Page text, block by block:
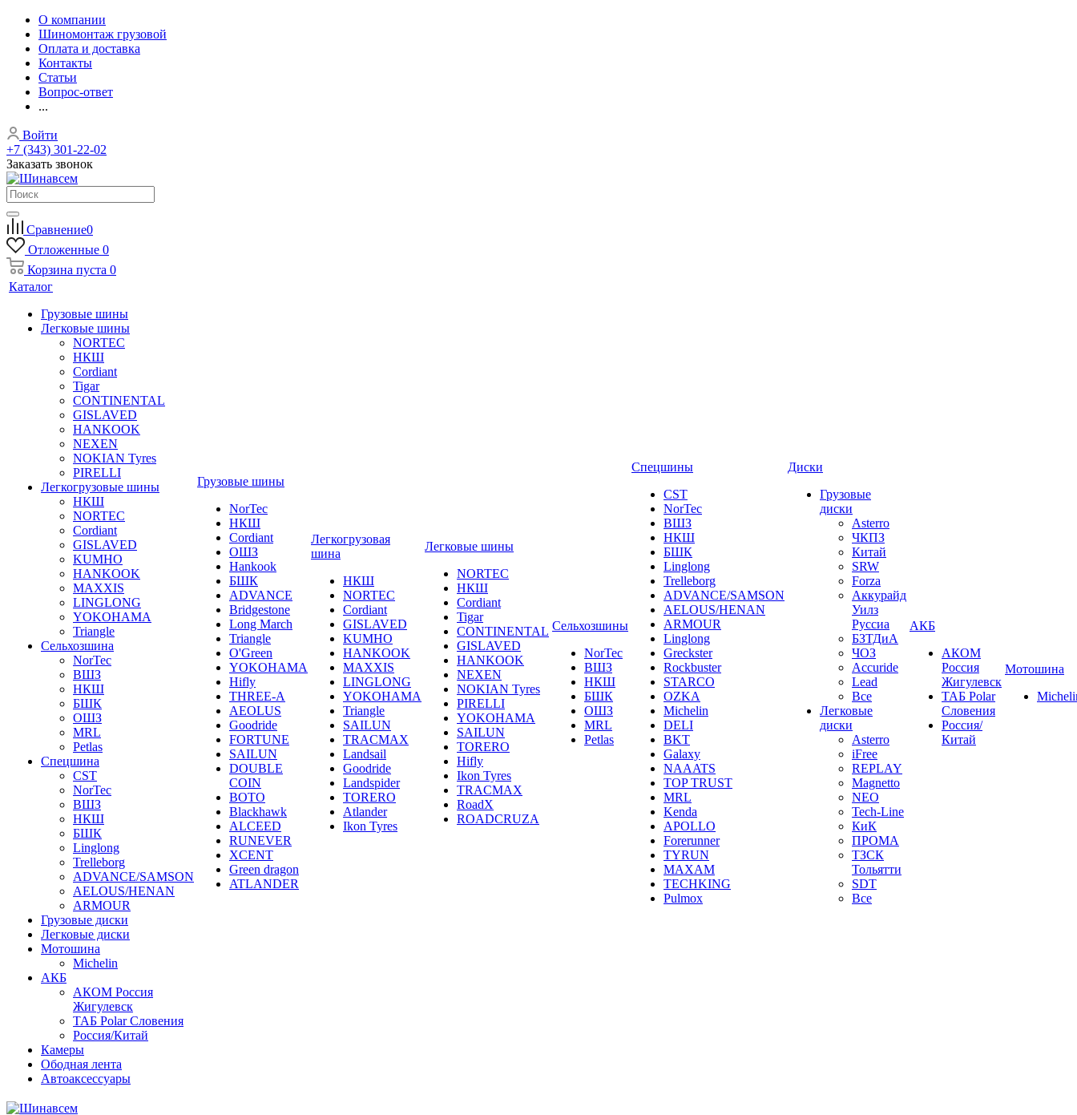
О компании
Шиномонтаж грузовой
Оплата и доставка
Контакты
Статьи
Вопрос-ответ
...
Войти
+7 (343) 301-22-02
Заказать звонок
Сравнение0
Отложенные 0
Корзина пуста 0
Каталог
Грузовые шины
Легковые шины
NORTEС
НКШ
Cordiant
Tigar
CONTINENTAL
GISLAVED
HANKOOK
NEXEN
NOKIAN Tyres
PIRELLI
Легкогрузовые шины
НКШ
NORTEС
Cordiant
GISLAVED
KUMHO
HANKOOK
MAXXIS
LINGLONG
YOKOHAMA
Triangle
Сельхозшина
NorTec
ВШЗ
НКШ
БШК
ОШЗ
MRL
Petlas
Спецшина
CST
NorTec
ВШЗ
НКШ
БШК
Linglong
Trelleborg
ADVANCE/SAMSON
AELOUS/HENAN
ARMOUR
Грузовые диски
Легковые диски
Мотошина
Michelin
АКБ
АКОМ Россия
Жигулевск
ТАБ Polar Словения
Россия/Китай
Камеры
Ободная лента
Автоаксессуары
Грузовые шины
NorTec
НКШ
Cordiant
ОШЗ
Hankook
БШК
ADVANCE
Bridgestone
Long March
Triangle
O'Green
YOKOHAMA
Hifly
THREE-A
AEOLUS
Goodride
FORTUNE
SAILUN
DOUBLE
COIN
BOTO
Blackhawk
ALCEED
RUNEVER
XCENT
Green dragon
ATLANDER
Легкогрузовая
шина
НКШ
NORTEС
Cordiant
GISLAVED
KUMHO
HANKOOK
MAXXIS
LINGLONG
YOKOHAMA
Triangle
SAILUN
TRACMAX
Landsail
Goodride
Landspider
TORERO
Atlander
Ikon Tyres
Легковые шины
NORTEС
НКШ
Cordiant
Tigar
CONTINENTAL
GISLAVED
HANKOOK
NEXEN
NOKIAN Tyres
PIRELLI
YOKOHAMA
SAILUN
TORERO
Hifly
Ikon Tyres
TRACMAX
RoadX
ROADCRUZA
Сельхозшины
NorTec
ВШЗ
НКШ
БШК
ОШЗ
MRL
Petlas
Спецшины
CST
NorTec
ВШЗ
НКШ
БШК
Linglong
Trelleborg
ADVANCE/SAMSON
AELOUS/HENAN
ARMOUR
Linglong
Greckster
Rockbuster
STARCO
OZKA
Michelin
DELI
BKT
Galaxy
NAAATS
TOP TRUST
MRL
Kenda
APOLLO
Forerunner
TYRUN
MAXAM
TECHKING
Pulmox
Диски
Грузовые
диски
Asterro
ЧКПЗ
Китай
SRW
Forza
Аккурайд
Уилз
Руссиа
БЗТДиА
ЧОЗ
Accuride
Lead
Все
Легковые
диски
Asterro
iFree
REPLAY
Magnetto
NEO
Tech-Line
КиК
ПРОМА
ТЗСК
Тольятти
SDT
Все
АКБ
АКОМ
Россия
Жигулевск
ТАБ Polar
Словения
Россия/
Китай
Мотошина